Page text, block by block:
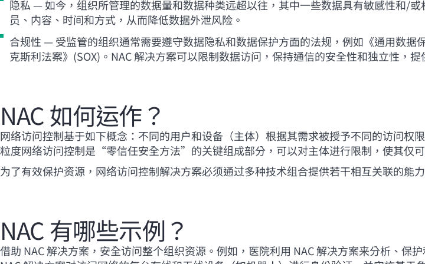
隐私 — 如今，组织所管理的数据量和数据种类远超以往，其中一些数据具有敏感性和/
员、内容、时间和方式，从而降低数据外泄风险。
合规性 — 受监管的组织通常需要遵守数据隐私和数据保护方面的法规，例如《通用数据
克斯利法案》(SOX)。NAC 解决方案可以限制数据访问，保持通信的安全性和独立性，
NAC 如何运作？
网络访问控制基于如下概念：不同的用户和设备（主体）根据其需求被授予不同的访问
粒度网络访问控制是“零信任安全方法”的关键组成部分，可以对主体进行限制，使其仅
为了有效保护资源，网络访问控制解决方案必须通过多种技术组合提供若干相互关联的能力
NAC 有哪些示例？
借助 NAC 解决方案，安全访问整个组织资源。例如，医院利用 NAC 解决方案来分析、保